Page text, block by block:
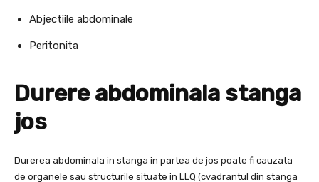
Abjectiile abdominale
Peritonita
Durere abdominala stanga
jos
Durerea abdominala in stanga in partea de jos poate fi cauzata
de organele sau structurile situate in LLQ (cvadrantul din stanga